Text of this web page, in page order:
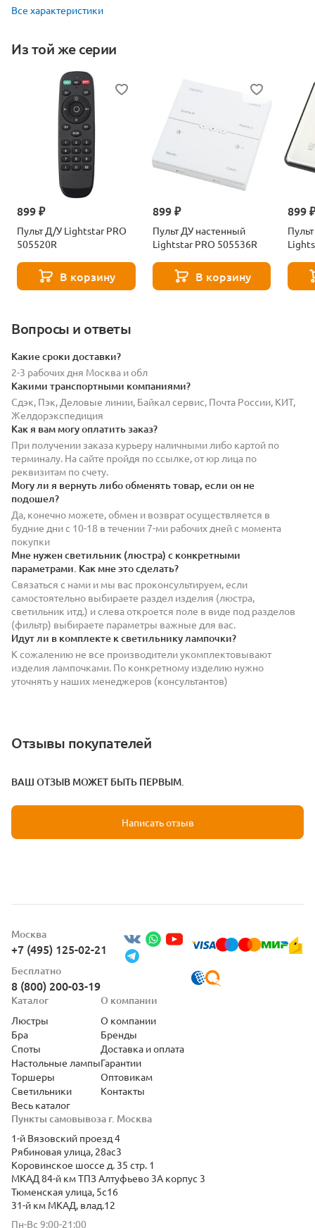
Все характеристики
Из той же серии
899 ₽
Пульт Д/У Lightstar PRO
505520R
В корзину
899 ₽
Пульт ДУ настенный
Lightstar PRO 505536R
В корзину
899
Вопросы и ответы
Какие сроки доставки?
2-3 рабочих дня Москва и обл
Какими транспортными компаниями?
Сдэк, Пэк, Деловые линии, Байкал сервис, Почта России, КИТ,
Желдорэкспедиция
Как я вам могу оплатить заказ?
При получении заказа курьеру наличными либо картой по
терминалу. На сайте пройдя по ссылке, от юр лица по
реквизитам по счету.
Могу ли я вернуть либо обменять товар, если он не
подошел?
Да, конечно можете, обмен и возврат осуществляется в
будние дни с 10-18 в течении 7-ми рабочих дней с момента
покупки
Мне нужен светильник (люстра) с конкретными
параметрами. Как мне это сделать?
Связаться с нами и мы вас проконсультируем, если
самостоятельно выбираете раздел изделия (люстра,
светильник итд.) и слева откроется поле в виде под разделов
(фильтр) выбираете параметры важные для вас.
Идут ли в комплекте к светильнику лампочки?
К сожалению не все производители укомплектовывают
изделия лампочками. По конкретному изделию нужно
уточнять у наших менеджеров (консультантов)
Отзывы покупателей
ВАШ ОТЗЫВ МОЖЕТ БЫТЬ ПЕРВЫМ.
Написать отзыв
Москва
+7 (495) 125-02-21
Бесплатно
8 (800) 200-03-19
Пункты самовывоза г. Москва
1-й Вязовский проезд 4
Рябиновая улица, 28ас3
Коровинское шоссе д. 35 стр. 1
МКАД 84-й км ТПЗ Алтуфьево 3А корпус 3
Тюменская улица, 5с16
31-й км МКАД, влад.12
Пн-Вс 9:00-21:00
Каталог
Люстры
Бра
Споты
Настольные лампы
Торшеры
Светильники
Весь каталог
О компании
О компании
Бренды
Доставка и оплата
Гарантии
Оптовикам
Контакты